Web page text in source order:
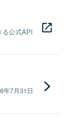
る公式API
年7月31日